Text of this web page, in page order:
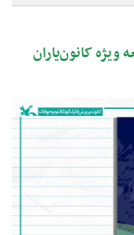
ویژه کانون‌یاران